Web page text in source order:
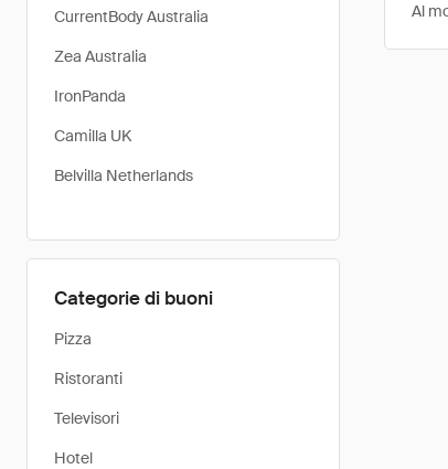
CurrentBody Australia
Zea Australia
IronPanda
Camilla UK
Belvilla Netherlands
Categorie di buoni
Pizza
Ristoranti
Televisori
Hotel
Al